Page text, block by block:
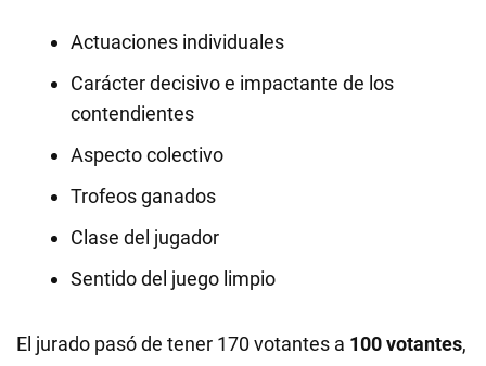
Actuaciones individuales
Carácter decisivo e impactante de los
contendientes
Aspecto colectivo
Trofeos ganados
Clase del jugador
Sentido del juego limpio
El jurado pasó de tener 170 votantes a 100 votantes,